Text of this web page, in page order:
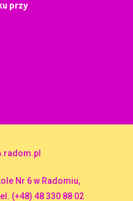
przy
Nr 6 w Radomiu,
(+48) 48 330 88 02